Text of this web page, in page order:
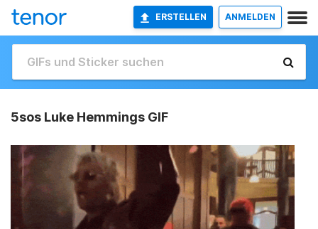
ERSTELLEN ANMELDEN
5sos Luke Hemmings GIF